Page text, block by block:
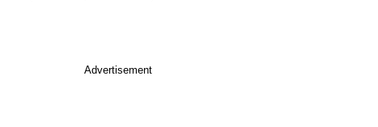
Advertisement